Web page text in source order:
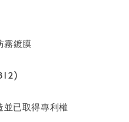
霧鍍膜
並已取得專利權